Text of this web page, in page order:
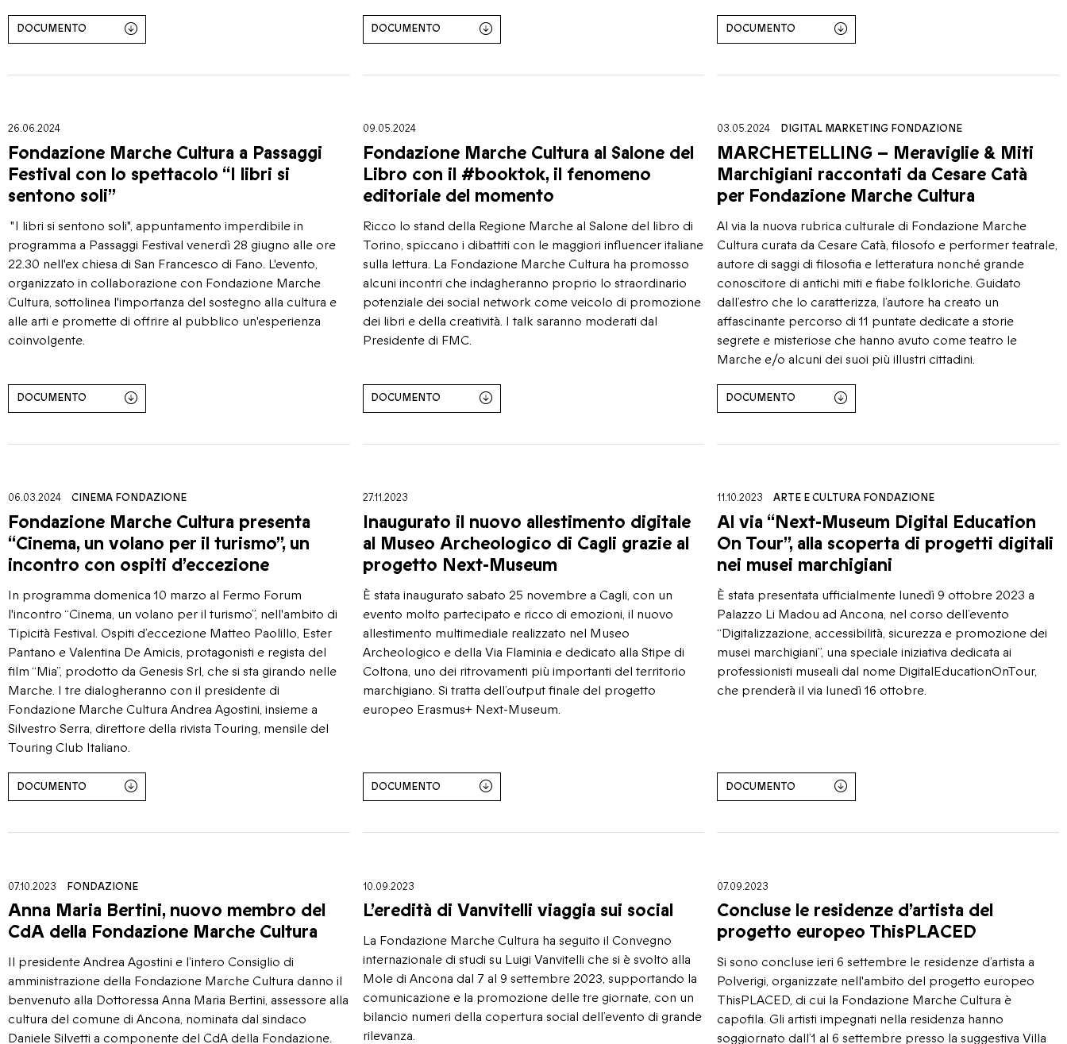
DOCUMENTO DOCUMENTO DOCUMENTO
26.06.2024
Fondazione Marche Cultura a Passaggi
Festival con lo spettacolo “I libri si
sentono soli”
"I libri si sentono soli", appuntamento imperdibile in
programma a Passaggi Festival venerdì 28 giugno alle ore
22.30 nell'ex chiesa di San Francesco di Fano. L'evento,
organizzato in collaborazione con Fondazione Marche
Cultura, sottolinea l'importanza del sostegno alla cultura e
alle arti e promette di offrire al pubblico un'esperienza
coinvolgente.
DOCUMENTO
09.05.2024
Fondazione Marche Cultura al Salone del
Libro con il #booktok, il fenomeno
editoriale del momento
Ricco lo stand della Regione Marche al Salone del libro di
Torino, spiccano i dibattiti con le maggiori influencer italiane
sulla lettura. La Fondazione Marche Cultura ha promosso
alcuni incontri che indagheranno proprio lo straordinario
potenziale dei social network come veicolo di promozione
dei libri e della creatività. I talk saranno moderati dal
Presidente di FMC.
DOCUMENTO
03.05.2024 DIGITAL MARKETING FONDAZIONE
MARCHETELLING – Meraviglie & Miti
Marchigiani raccontati da Cesare Catà
per Fondazione Marche Cultura
Al via la nuova rubrica culturale di Fondazione Marche
Cultura curata da Cesare Catà, filosofo e performer teatrale,
autore di saggi di filosofia e letteratura nonché grande
conoscitore di antichi miti e fiabe folkloriche. Guidato
dall’estro che lo caratterizza, l’autore ha creato un
affascinante percorso di 11 puntate dedicate a storie
segrete e misteriose che hanno avuto come teatro le
Marche e/o alcuni dei suoi più illustri cittadini.
DOCUMENTO
06.03.2024 CINEMA FONDAZIONE
Fondazione Marche Cultura presenta
“Cinema, un volano per il turismo”, un
incontro con ospiti d’eccezione
In programma domenica 10 marzo al Fermo Forum
l'incontro “Cinema, un volano per il turismo”, nell'ambito di
Tipicità Festival. Ospiti d’eccezione Matteo Paolillo, Ester
Pantano e Valentina De Amicis, protagonisti e regista del
film “Mia”, prodotto da Genesis Srl, che si sta girando nelle
Marche. I tre dialogheranno con il presidente di
Fondazione Marche Cultura Andrea Agostini, insieme a
Silvestro Serra, direttore della rivista Touring, mensile del
Touring Club Italiano.
DOCUMENTO
27.11.2023
Inaugurato il nuovo allestimento digitale
al Museo Archeologico di Cagli grazie al
progetto Next-Museum
È stata inaugurato sabato 25 novembre a Cagli, con un
evento molto partecipato e ricco di emozioni, il nuovo
allestimento multimediale realizzato nel Museo
Archeologico e della Via Flaminia e dedicato alla Stipe di
Coltona, uno dei ritrovamenti più importanti del territorio
marchigiano. Si tratta dell’output finale del progetto
europeo Erasmus+ Next-Museum.
DOCUMENTO
11.10.2023 ARTE E CULTURA FONDAZIONE
Al via “Next-Museum Digital Education
On Tour”, alla scoperta di progetti digitali
nei musei marchigiani
È stata presentata ufficialmente lunedì 9 ottobre 2023 a
Palazzo Li Madou ad Ancona, nel corso dell’evento
“Digitalizzazione, accessibilità, sicurezza e promozione dei
musei marchigiani”, una speciale iniziativa dedicata ai
professionisti museali dal nome DigitalEducationOnTour,
che prenderà il via lunedì 16 ottobre.
DOCUMENTO
07.10.2023 FONDAZIONE
Anna Maria Bertini, nuovo membro del
CdA della Fondazione Marche Cultura
Il presidente Andrea Agostini e l’intero Consiglio di
amministrazione della Fondazione Marche Cultura danno il
benvenuto alla Dottoressa Anna Maria Bertini, assessore alla
cultura del comune di Ancona, nominata dal sindaco
Daniele Silvetti a componente del CdA della Fondazione.
10.09.2023
L’eredità di Vanvitelli viaggia sui social
La Fondazione Marche Cultura ha seguito il Convegno
internazionale di studi su Luigi Vanvitelli che si è svolto alla
Mole di Ancona dal 7 al 9 settembre 2023, supportando la
comunicazione e la promozione delle tre giornate, con un
bilancio numeri della copertura social dell’evento di grande
rilevanza.
07.09.2023
Concluse le residenze d’artista del
progetto europeo ThisPLACED
Si sono concluse ieri 6 settembre le residenze d’artista a
Polverigi, organizzate nell'ambito del progetto europeo
ThisPLACED, di cui la Fondazione Marche Cultura è
capofila. Gli artisti impegnati nella residenza hanno
soggiornato dall’1 al 6 settembre presso la suggestiva Villa